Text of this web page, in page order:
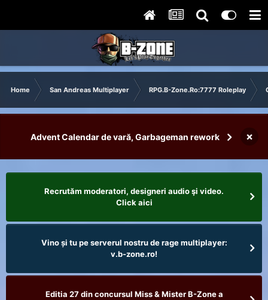
Home San Andreas Multiplayer RPG.B-Zone.Ro:7777 Roleplay
Advent Calendar de vară, Garbageman rework ×
Recrutăm moderatori, designeri audio şi video.
Click aici
Vino și tu pe serverul nostru de rage multiplayer:
v.b-zone.ro!
Editia 27 din concursul Miss & Mister B-Zone a